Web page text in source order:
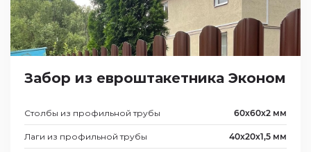
Забор из евроштакетника Эконом
Столбы из профильной трубы 60х60х2 мм
Лаги из профильной трубы 40х20х1,5 мм